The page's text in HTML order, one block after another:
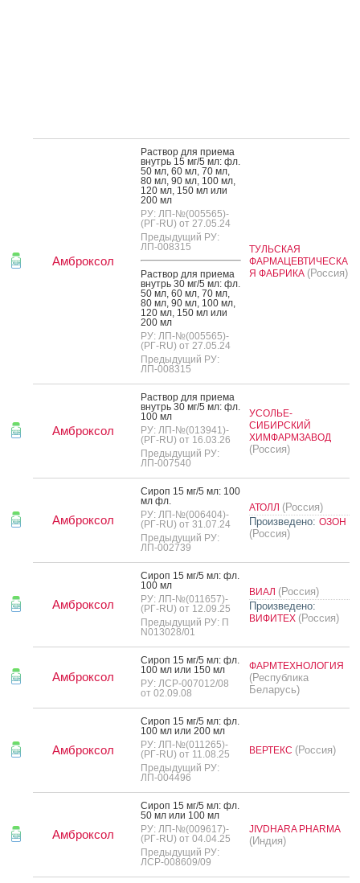
Амброксол
Рас­твор для при­ема
внутрь 15 мг/5 мл: фл.
50 мл, 60 мл, 70 мл,
80 мл, 90 мл, 100 мл,
120 мл, 150 мл или
200 мл
РУ: ЛП-№(005565)-
(РГ-RU) от 27.05.24
Предыдущий РУ:
ЛП-008315
Рас­твор для при­ема
внутрь 30 мг/5 мл: фл.
50 мл, 60 мл, 70 мл,
80 мл, 90 мл, 100 мл,
120 мл, 150 мл или
200 мл
РУ: ЛП-№(005565)-
(РГ-RU) от 27.05.24
Предыдущий РУ:
ЛП-008315
ТУЛЬСКАЯ
ФАРМАЦЕВТИЧЕСКА
Я ФАБРИКА (Россия)
Амброксол
Рас­твор для при­ема
внутрь 30 мг/5 мл: фл.
100 мл
РУ: ЛП-№(013941)-
(РГ-RU) от 16.03.26
Предыдущий РУ:
ЛП-007540
УСОЛЬЕ-
СИБИРСКИЙ
ХИМФАРМЗАВОД
(Россия)
Амброксол
Си­роп 15 мг/5 мл: 100
мл фл.
РУ: ЛП-№(006404)-
(РГ-RU) от 31.07.24
Предыдущий РУ:
ЛП-002739
АТОЛЛ (Россия)
Произведено: ОЗОН
(Россия)
Амброксол
Си­роп 15 мг/5 мл: фл.
100 мл
РУ: ЛП-№(011657)-
(РГ-RU) от 12.09.25
Предыдущий РУ: П
N013028/01
ВИАЛ (Россия)
Произведено:
ВИФИТЕХ (Россия)
Амброксол
Си­роп 15 мг/5 мл: фл.
100 мл или 150 мл
РУ: ЛСР-007012/08
от 02.09.08
ФАРМТЕХНОЛОГИЯ
(Республика
Беларусь)
Амброксол
Си­роп 15 мг/5 мл: фл.
100 мл или 200 мл
РУ: ЛП-№(011265)-
(РГ-RU) от 11.08.25
Предыдущий РУ:
ЛП-004496
ВЕРТЕКС (Россия)
Амброксол
Си­роп 15 мг/5 мл: фл.
50 мл или 100 мл
РУ: ЛП-№(009617)-
(РГ-RU) от 04.04.25
Предыдущий РУ:
ЛСР-008609/09
JIVDHARA PHARMA
(Индия)